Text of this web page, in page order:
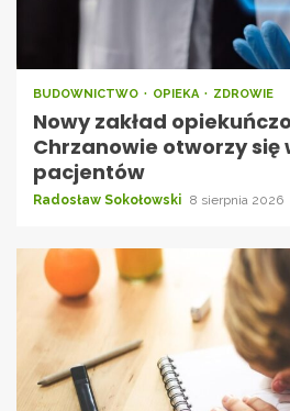
BUDOWNICTWO OPIEKA ZDROWIE
Nowy zakład
Chrzanowie otworzy się
pacjentów
Radosław Sokołowski 8 sierpnia 2026